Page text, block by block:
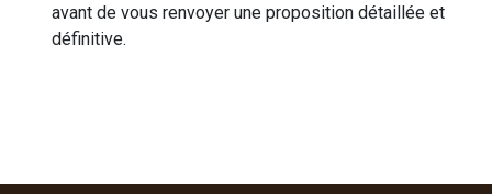
avant de vous renvoyer une proposition détaillée et
définitive.